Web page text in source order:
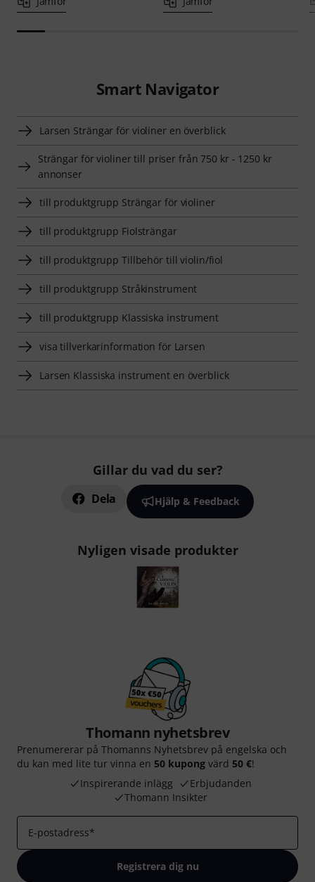
Smart Navigator
Larsen Strängar för violiner en överblick
Strängar för violiner till priser från 750 kr - 1250 kr
annonser
till produktgrupp Strängar för violiner
till produktgrupp Fiolsträngar
till produktgrupp Tillbehör till violin/fiol
till produktgrupp Stråkinstrument
till produktgrupp Klassiska instrument
visa tillverkarinformation för Larsen
Larsen Klassiska instrument en överblick
Gillar du vad du ser?
Dela Hjälp & Feedback
Nyligen visade produkter
Thomann nyhetsbrev
Prenumererar på Thomanns Nyhetsbrev på engelska och
du kan med lite tur vinna en 50 kupong värd 50 €!
Inspirerande inlägg
Erbjudanden
Thomann Insikter
E-postadress*
Registrera dig nu